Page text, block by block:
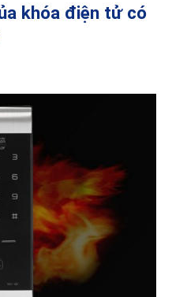
khóa điện tử có